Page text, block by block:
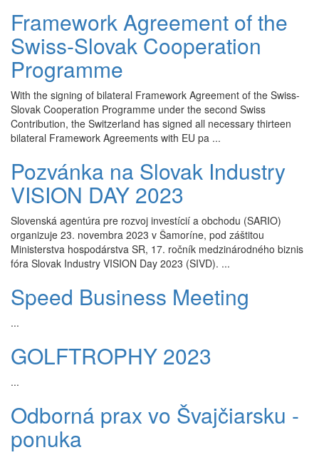
Framework Agreement of the
Swiss-Slovak Cooperation
Programme
With the signing of bilateral Framework Agreement of the Swiss-
Slovak Cooperation Programme under the second Swiss
Contribution, the Switzerland has signed all necessary thirteen
bilateral Framework Agreements with EU pa ...
Pozvánka na Slovak Industry
VISION DAY 2023
Slovenská agentúra pre rozvoj investícií a obchodu (SARIO)
organizuje 23. novembra 2023 v Šamoríne, pod záštitou
Ministerstva hospodárstva SR, 17. ročník medzinárodného biznis
fóra Slovak Industry VISION Day 2023 (SIVD). ...
Speed Business Meeting
...
GOLFTROPHY 2023
...
Odborná prax vo Švajčiarsku -
ponuka